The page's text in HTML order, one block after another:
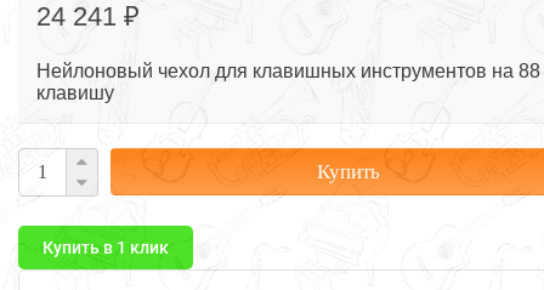
24 241 ₽
Нейлоновый чехол для клавишных инструментов на 88
клавишу
Купить
Купить в 1 клик